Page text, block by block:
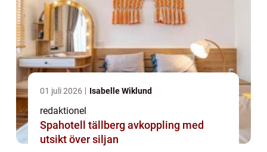
01 juli 2026 Isabelle Wiklund
redaktionel
Spahotell tällberg avkoppling med
utsikt över siljan